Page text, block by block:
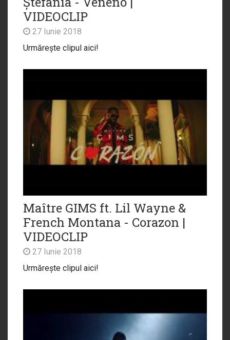
VIDEOCLIP
27 Iunie 2018
Urmărește clipul aici!
Maître GIMS ft. Lil Wayne &
French Montana - Corazon |
VIDEOCLIP
27 Iunie 2018
Urmărește clipul aici!